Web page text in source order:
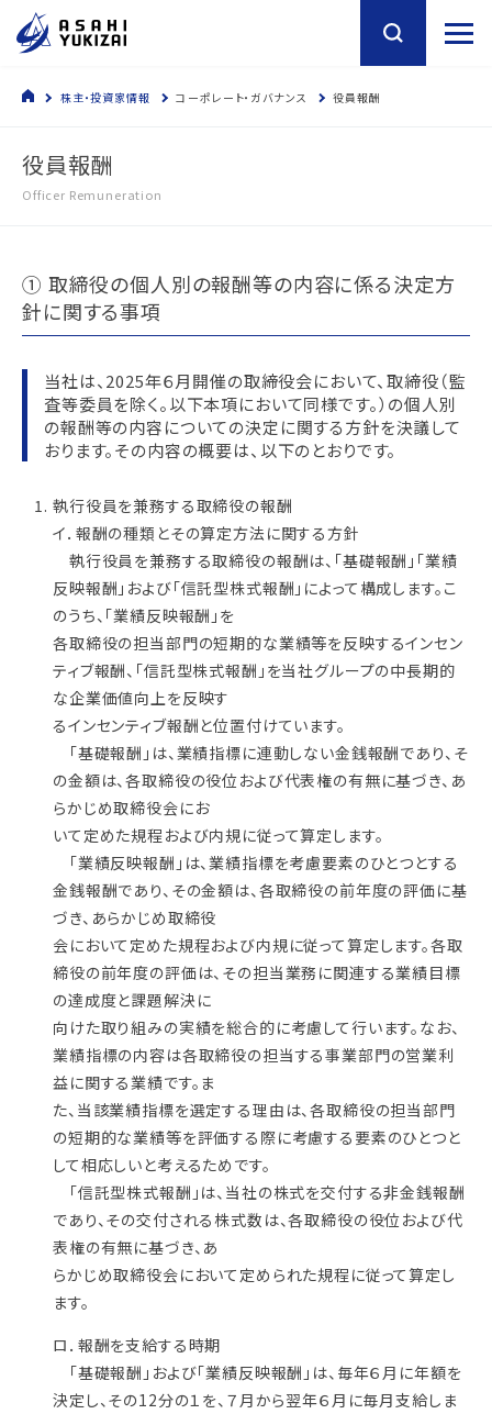
株主・投資家情報 コーポレート・ガバナンス 役員報酬
役員報酬
Officer Remuneration
① 取締役の個人別の報酬等の内容に係る決定方
針に関する事項
当社は、2025年６月開催の取締役会において、取締役（監
査等委員を除く。以下本項において同様です。）の個人別
の報酬等の内容についての決定に関する方針を決議して
おります。その内容の概要は、以下のとおりです。
執行役員を兼務する取締役の報酬
イ．報酬の種類とその算定方法に関する方針
執行役員を兼務する取締役の報酬は、「基礎報酬」「業績
反映報酬」および「信託型株式報酬」によって構成します。こ
のうち、「業績反映報酬」を
各取締役の担当部門の短期的な業績等を反映するインセン
ティブ報酬、「信託型株式報酬」を当社グループの中長期的
な企業価値向上を反映す
るインセンティブ報酬と位置付けています。
「基礎報酬」は、業績指標に連動しない金銭報酬であり、そ
の金額は、各取締役の役位および代表権の有無に基づき、あ
らかじめ取締役会にお
いて定めた規程および内規に従って算定します。
「業績反映報酬」は、業績指標を考慮要素のひとつとする
金銭報酬であり、その金額は、各取締役の前年度の評価に基
づき、あらかじめ取締役
会において定めた規程および内規に従って算定します。各取
締役の前年度の評価は、その担当業務に関連する業績目標
の達成度と課題解決に
向けた取り組みの実績を総合的に考慮して行います。なお、
業績指標の内容は各取締役の担当する事業部門の営業利
益に関する業績です。ま
た、当該業績指標を選定する理由は、各取締役の担当部門
の短期的な業績等を評価する際に考慮する要素のひとつと
して相応しいと考えるためです。
「信託型株式報酬」は、当社の株式を交付する非金銭報酬
であり、その交付される株式数は、各取締役の役位および代
表権の有無に基づき、あ
らかじめ取締役会において定められた規程に従って算定し
ます。
ロ．報酬を支給する時期
「基礎報酬」および「業績反映報酬」は、毎年６月に年額を
決定し、その12分の１を、７月から翌年６月に毎月支給しま